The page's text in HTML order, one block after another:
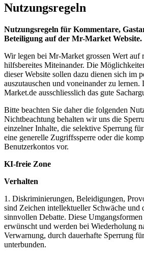
Nutzungsregeln
Nutzungsregeln für Kommentare,
Beteiligung auf der Mr-Market Website.
Wir legen bei Mr-Market grossen Wert auf
hilfsbereites Miteinander. Die
dieser Website sollen dazu dienen sich im
auszutauschen und voneinander zu
Market.de ausschliesslich das gute
Bitte beachten Sie daher die folgenden
Nichtbeachtung behalten wir uns die
einzelner Inhalte, die selektive Sperrung
eine generelle Zugriffssperre oder die
Benutzerkontos vor.
KI-freie Zone
Verhalten
1. Diskriminierungen, Beleidigungen,
sind Zeichen intellektueller Schwäche und
sinnvollen Debatte. Diese
erwünscht und werden bei Wiederholung
Verwarnung, durch dauerhafte Sperrung
unterbunden.